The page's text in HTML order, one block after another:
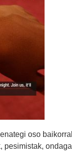
oso
pesimistak,